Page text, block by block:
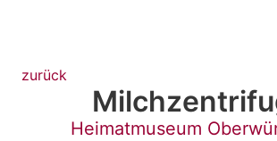
zurück
Heimatmuseum